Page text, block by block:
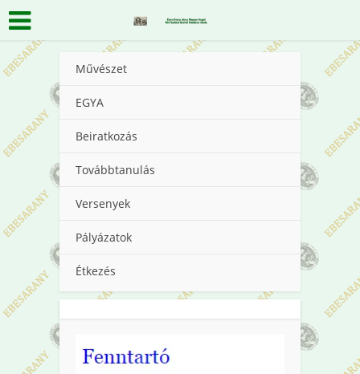
Művészet
EGYA
Beiratkozás
Továbbtanulás
Versenyek
Pályázatok
Étkezés